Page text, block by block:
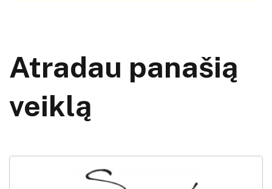
Atradau panašią
veiklą